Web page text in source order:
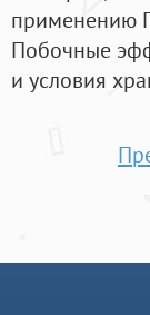
применению
Побочные
и условия